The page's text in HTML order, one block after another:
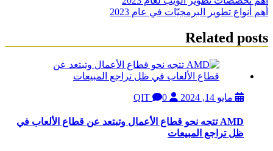
المقالات
أهم أنواع تطوير البرمجيّات في عام 2023
Related posts
مايو 14, 2024 0
AMD تتجه نحو قطاع الأعمال وتبتعد عن قطاع الألعاب في
ظل تراجع المبيعات